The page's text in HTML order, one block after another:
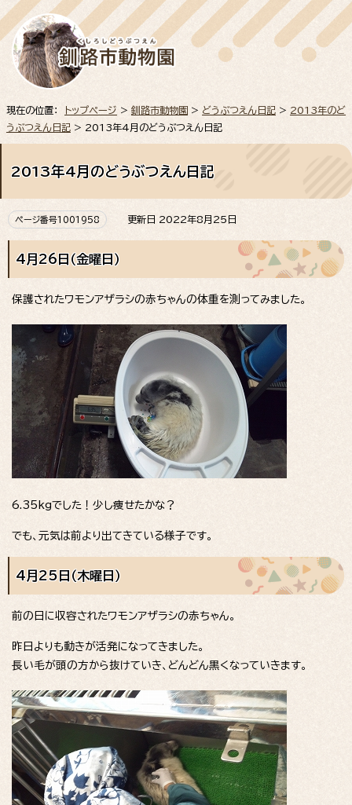
現在の位置： トップページ > 釧路市動物園 > どうぶつえん日記 > 2013年のど
うぶつえん日記 > 2013年4月のどうぶつえん日記
2013年4月のどうぶつえん日記
ページ番号1001958 更新日 2022年8月25日
4月26日（金曜日）
保護されたワモンアザラシの赤ちゃんの体重を測ってみました。
6.35kgでした！少し痩せたかな？
でも、元気は前より出てきている様子です。
4月25日（木曜日）
前の日に収容されたワモンアザラシの赤ちゃん。
昨日よりも動きが活発になってきました。
長い毛が頭の方から抜けていき、どんどん黒くなっていきます。